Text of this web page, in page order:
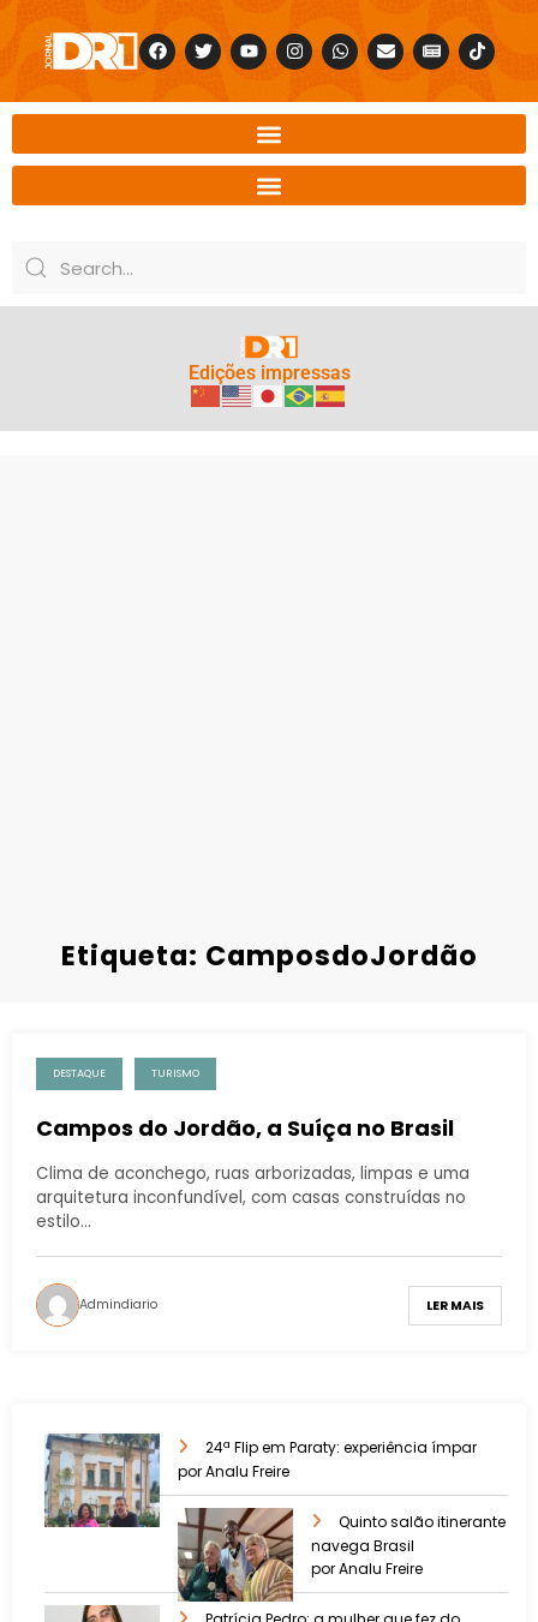
Edições impressas
Etiqueta: CamposdoJordão
DESTAQUE TURISMO
Campos do Jordão, a Suíça no Brasil
Clima de aconchego, ruas arborizadas, limpas e uma
arquitetura inconfundível, com casas construídas no
estilo…
Admindiario LER MAIS
24ª Flip em Paraty: experiência ímpar
por Analu Freire
Quinto salão itinerante
navega Brasil
por Analu Freire